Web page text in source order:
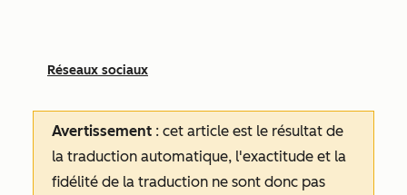
Réseaux sociaux
Avertissement : cet article est le résultat de
la traduction automatique, l'exactitude et la
fidélité de la traduction ne sont donc pas